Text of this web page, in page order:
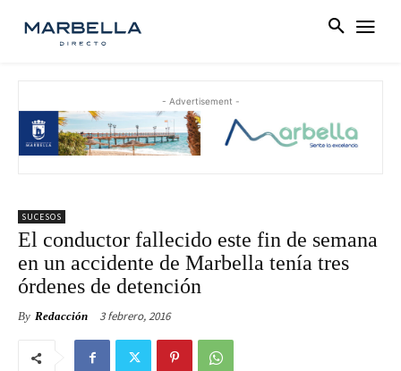
- Advertisement -
SUCESOS
El conductor fallecido este fin de semana
en un accidente de Marbella tenía tres
órdenes de detención
By Redacción 3 febrero, 2016